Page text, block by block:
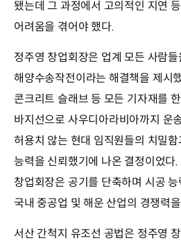
됐는데 그 과정에서 고의적인 지연
어려움을 겪어야 했다.
정주영 창업회장은 업계 모든 사람
해양수송작전이라는 해결책을 제시
콘크리트 슬래브 등 모든 기자재를
바지선으로 사우디아라비아까지 운
허용치 않는 현대 임직원들의 치밀
능력을 신뢰했기에 나온 결정이었다
창업회장은 공기를 단축하며 시공
국내 중공업 및 해운 산업의 경쟁력
서산 간척지 유조선 공법은 정주영